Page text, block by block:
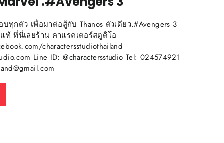
บทุกตัว เพื่อมาต่อสู้กับ Thanos ตัวเดียว.#Avengers 3
ที่นี่เลยร้าน คาแรคเตอร์สตูดิโอ
charactersstudiothailand
Line ID: @charactersstudio Tel: 024574921